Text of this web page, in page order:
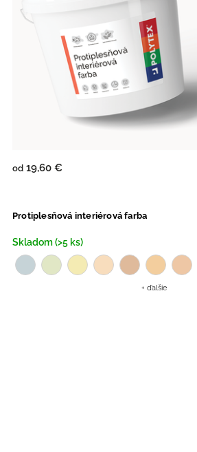
Protiplesňová interiérová farba
Skladom (>5 ks)
od 19,60 €
+ ďalšie